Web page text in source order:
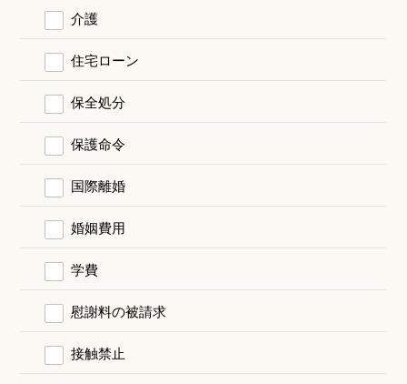
介護
住宅ローン
保全処分
保護命令
国際離婚
婚姻費用
学費
慰謝料の被請求
接触禁止